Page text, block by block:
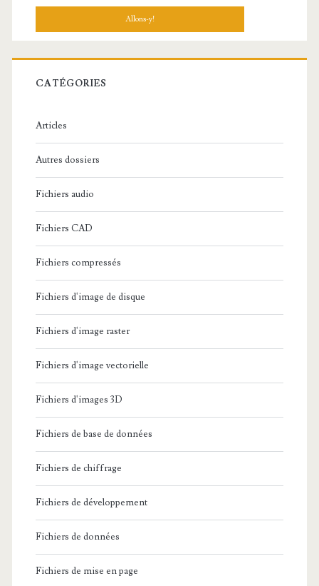
h
r
c
:
CATÉGORIES
Articles
Autres dossiers
Fichiers audio
Fichiers CAD
Fichiers compressés
Fichiers d'image de disque
Fichiers d'image raster
Fichiers d'image vectorielle
Fichiers d'images 3D
Fichiers de base de données
Fichiers de chiffrage
Fichiers de développement
Fichiers de données
Fichiers de mise en page